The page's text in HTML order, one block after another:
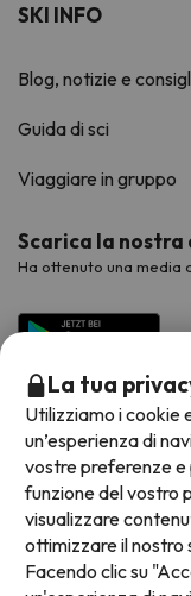
SKI INFO
Blog, notizie e
Guida di sci
Viaggiare in gruppo
Scarica la nostra
Ha ottenuto una media
Metodi di
La tua
Utilizziamo i cookie
un’esperienza di
vostre preferenze
funzione del vostro
visualizzare
ottimizzare il nostro
Facendo clic su